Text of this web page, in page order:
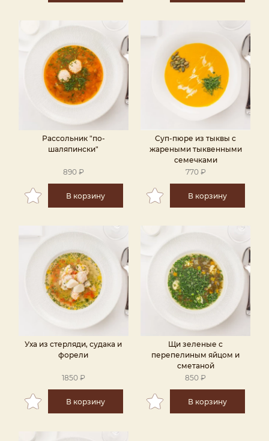
Рассольник "по-
шаляпински"
890 ₽
В корзину
Суп-пюре из тыквы с
жареными тыквенными
семечками
770 ₽
В корзину
Уха из стерляди, судака и
форели
1850 ₽
В корзину
Щи зеленые с
перепелиным яйцом и
сметаной
850 ₽
В корзину